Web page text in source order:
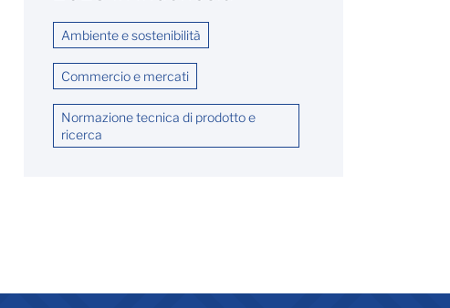
Ambiente e sostenibilità
Commercio e mercati
Normazione tecnica di prodotto e
ricerca